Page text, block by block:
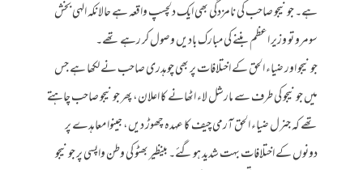
ہے۔ جونیجو صاحب کی نامزدگی بھی ایک دلچسپ واقعہ ہے حالانکہ الہی بخش
سومرو تو وزیر اعظم بننے کی مبارک بادیں وصول کر رہے تھے۔
جونیجو اور ضیاء الحق کے اختلافات پر بھی چوہدری صاحب نے لکھا ہے جس
میں جونیجو کی طرف سے مارشل لاء اٹھانے کا اعلان، پھر جونیجو صاحب چاہتے
تھے کہ جنرل ضیاء الحق آرمی چیف کا عہدہ چھوڑ دیں، جینوا معاہدے پر
دونوں کے اختلافات بہت شدید ہوگئے۔ بینظیر بھٹو کی وطن واپسی پر جونیجو